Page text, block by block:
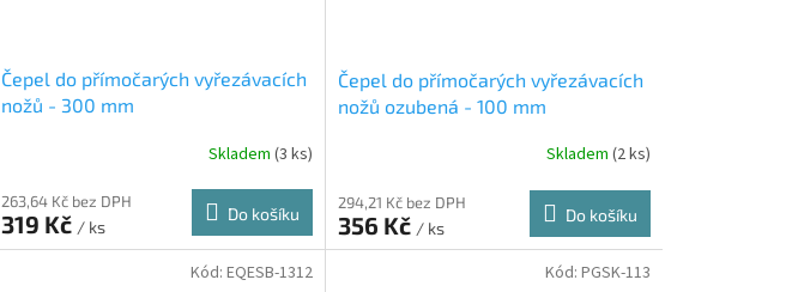
Čepel do přímočarých vyřezávacích
nožů - 300 mm
Skladem (3 ks)
263,64 Kč bez DPH
319 Kč / ks
Do košíku
Čepel do přímočarých vyřezávacích
nožů ozubená - 100 mm
Skladem (2 ks)
294,21 Kč bez DPH
356 Kč / ks
Do košíku
Kód: EQESB-1312 Kód: PGSK-113